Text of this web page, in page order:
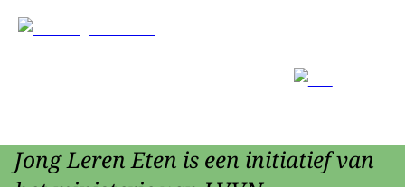
Jong Leren Eten is een initiatief van